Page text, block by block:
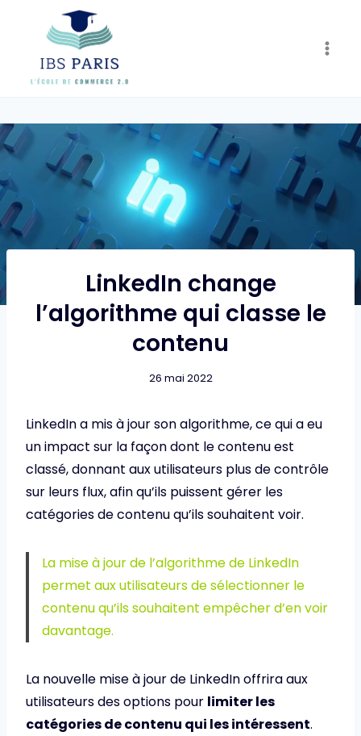
content
LinkedIn change
l’algorithme qui classe le
contenu
26 mai 2022
LinkedIn a mis à jour son algorithme, ce qui a eu
un impact sur la façon dont le contenu est
classé, donnant aux utilisateurs plus de contrôle
sur leurs flux, afin qu’ils puissent gérer les
catégories de contenu qu’ils souhaitent voir.
La mise à jour de l’algorithme de LinkedIn
permet aux utilisateurs de sélectionner le
contenu qu’ils souhaitent empêcher d’en voir
davantage.
La nouvelle mise à jour de LinkedIn offrira aux
utilisateurs des options pour limiter les
catégories de contenu qui les intéressent.